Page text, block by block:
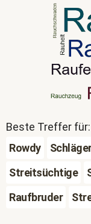
Beste Treffer
Rowdy
Streitsüchtige
Raufbruder